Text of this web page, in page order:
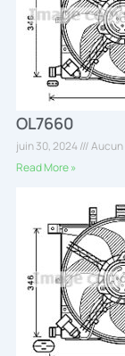
OL7660
juin 30, 2024
Read More »